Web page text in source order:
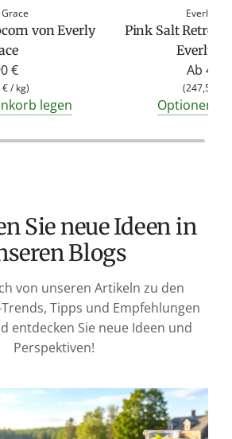
von Everly
€
€/ kg)
legen
Everly
Pink Salt Retreat
Everly
Ab
(247,50 €
Optionen
Blogs
von unseren Artikeln zu den
Tipps und Empfehlungen
entdecken Sie neue Ideen und
Perspektiven!